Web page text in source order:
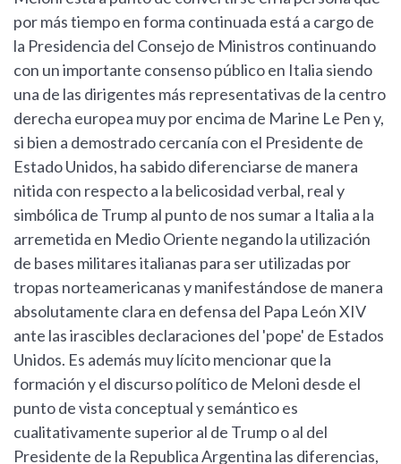
por más tiempo en forma continuada está a cargo de
la Presidencia del Consejo de Ministros continuando
con un importante consenso público en Italia siendo
una de las dirigentes más representativas de la centro
derecha europea muy por encima de Marine Le Pen y,
si bien a demostrado cercanía con el Presidente de
Estado Unidos, ha sabido diferenciarse de manera
nitida con respecto a la belicosidad verbal, real y
simbólica de Trump al punto de nos sumar a Italia a la
arremetida en Medio Oriente negando la utilización
de bases militares italianas para ser utilizadas por
tropas norteamericanas y manifestándose de manera
absolutamente clara en defensa del Papa León XIV
ante las irascibles declaraciones del 'pope' de Estados
Unidos. Es además muy lícito mencionar que la
formación y el discurso político de Meloni desde el
punto de vista conceptual y semántico es
cualitativamente superior al de Trump o al del
Presidente de la Republica Argentina las diferencias,